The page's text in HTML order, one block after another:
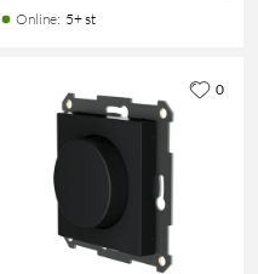
Online: 5+ st
0